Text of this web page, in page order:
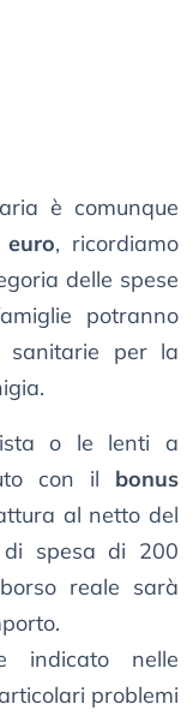
è comunque
, ricordiamo
delle spese
potranno
sanitarie per la
o le lenti a
con il bonus
al netto del
di spesa di 200
reale sarà
indicato nelle
problemi